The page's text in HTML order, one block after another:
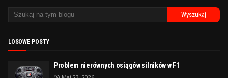
LOSOWE POSTY
Problem nierównych osiągów silników w F1